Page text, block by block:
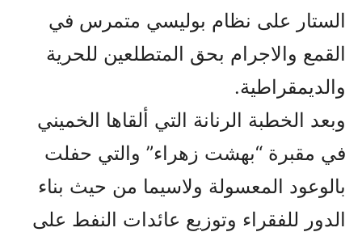
الستار على نظام بوليسي متمرس في
القمع والاجرام بحق المتطلعين للحرية
والديمقراطية.
وبعد الخطبة الرنانة التي ألقاها الخميني
في مقبرة “بهشت زهراء” والتي حفلت
بالوعود المعسولة ولاسيما من حيث بناء
الدور للفقراء وتوزيع عائدات النفط على